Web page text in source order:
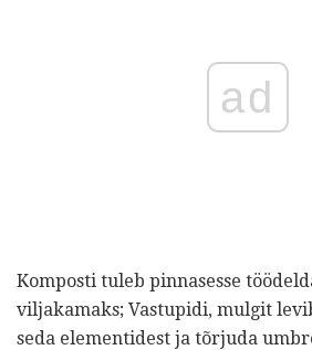
ad
Komposti tuleb pinnasesse
viljakamaks; Vastupidi, mulgit
seda elementidest ja tõrjuda